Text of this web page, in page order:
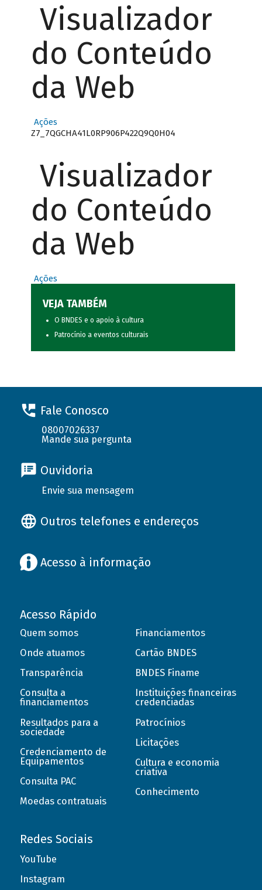
Visualizador
do Conteúdo
da Web
Ações
Z7_7QGCHA41L0RP906P422Q9Q0H04
Visualizador
do Conteúdo
da Web
Ações
VEJA TAMBÉM
O BNDES e o apoio à cultura
Patrocínio a eventos culturais
Fale Conosco
08007026337
Mande sua pergunta
Ouvidoria
Envie sua mensagem
Outros telefones e endereços
Acesso à informação
Acesso Rápido
Quem somos
Onde atuamos
Transparência
Consulta a
financiamentos
Resultados para a
sociedade
Credenciamento de
Equipamentos
Consulta PAC
Moedas contratuais
Financiamentos
Cartão BNDES
BNDES Finame
Instituições financeiras
credenciadas
Patrocínios
Licitações
Cultura e economia
criativa
Conhecimento
Redes Sociais
YouTube
Instagram